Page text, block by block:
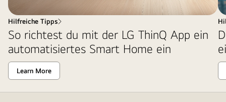
Hilfreiche Tipps
So richtest du mit der LG ThinQ App ein
automatisiertes Smart Home ein
Learn More